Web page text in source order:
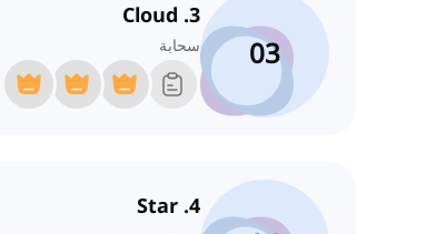
03
3. Cloud
سحابة
4. Star